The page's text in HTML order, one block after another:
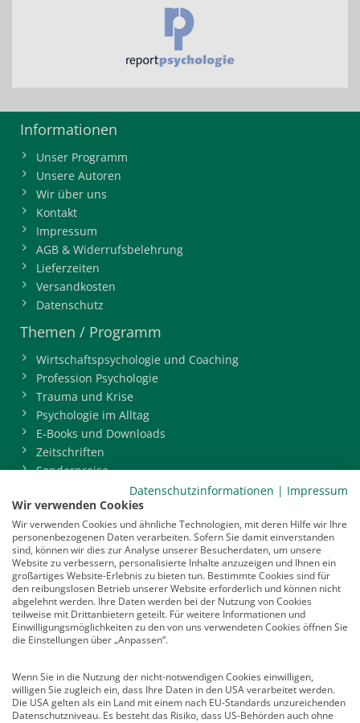
Informationen
Unser Programm
Unsere Autoren
Wir über uns
Kontakt
Impressum
AGB & Widerrufsbelehrung
Lieferzeiten
Versandkosten
Datenschutz
Themen / Programm
Wirtschaftspsychologie und Coaching
Profession Psychologie
Trauma und Krise
Psychologie im Alltag
E-Books und Downloads
Zeitschriften
Sonderpreise
BDP-Mitgliederbereich
Service
Newsletter
Mediadaten
Infocenter
Veranstaltungen
Nachrichten
Abo kündigen
Vertrag widerrufen
Datenschutzinformationen | Impressum
Wir verwenden Cookies
Wir verwenden Cookies und ähnliche Technologien, mit deren Hilfe wir Ihre
personenbezogenen Daten verarbeiten. Sofern Sie damit einverstanden
sind, können wir dies zur Analyse unserer Besucherdaten, um unsere
Website zu verbessern, personalisierte Inhalte anzuzeigen und Ihnen ein
großartiges Website-Erlebnis zu bieten tun. Bestimmte Cookies sind für
den reibungslosen Betrieb unserer Website erforderlich und können nicht
abgelehnt werden. Ihre Daten werden bei der Nutzung von Cookies
teilweise mit Drittanbietern geteilt. Für weitere Informationen und
Einwilligungsmöglichkeiten zu den von uns verwendeten Cookies öffnen Sie
die Einstellungen über „Anpassen“.
Wenn Sie in die Nutzung der nicht-notwendigen Cookies einwilligen,
willigen Sie zugleich ein, dass Ihre Daten in den USA verarbeitet werden.
Die USA gelten als ein Land mit einem nach EU-Standards unzureichenden
Datenschutzniveau. Es besteht das Risiko, dass US-Behörden auch ohne